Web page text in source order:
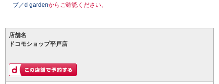
プ／d gardenからご確認ください。
店舗名
ドコモショップ平戸店